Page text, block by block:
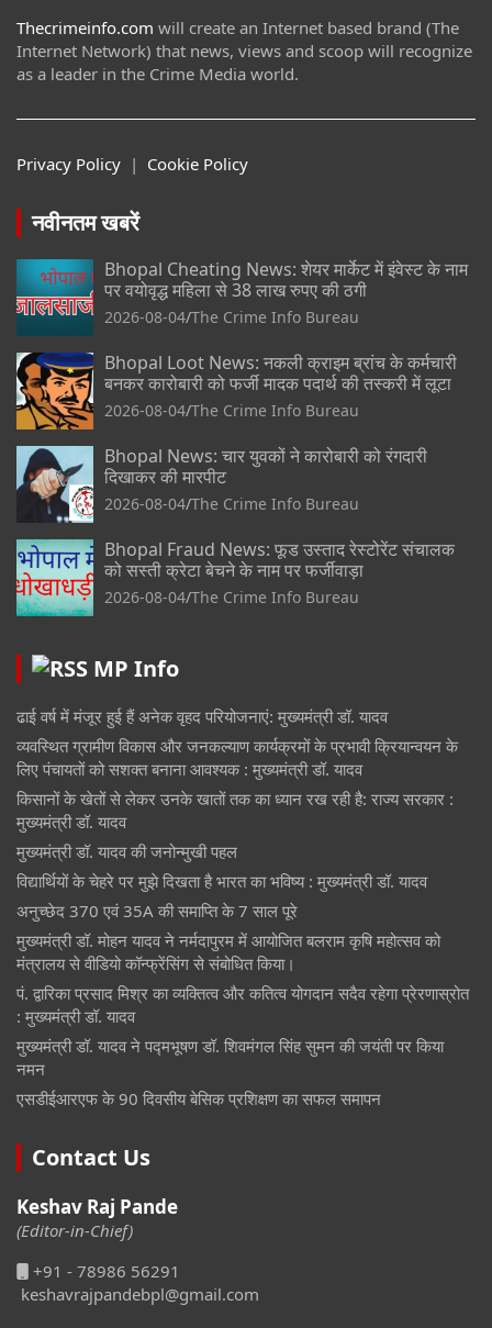
Thecrimeinfo.com will create an Internet based brand (The
Internet Network) that news, views and scoop will recognize
as a leader in the Crime Media world.
Privacy Policy | Cookie Policy
नवीनतम खबरें
Bhopal Cheating News: शेयर मार्केट में इंवेस्ट के नाम
पर वयोवृद्ध महिला से 38 लाख रुपए की ठगी
2026-08-04 The Crime Info Bureau
Bhopal Loot News: नकली क्राइम ब्रांच के कर्मचारी
बनकर कारोबारी को फर्जी मादक पदार्थ की तस्करी में लूटा
2026-08-04 The Crime Info Bureau
Bhopal News: चार युवकों ने कारोबारी को रंगदारी
दिखाकर की मारपीट
2026-08-04 The Crime Info Bureau
Bhopal Fraud News: फूड उस्ताद रेस्टोरेंट संचालक
को सस्ती क्रेटा बेचने के नाम पर फर्जीवाड़ा
2026-08-04 The Crime Info Bureau
MP Info
ढाई वर्ष में मंजूर हुई हैं अनेक वृहद परियोजनाएं: मुख्यमंत्री डॉ. यादव
व्यवस्थित ग्रामीण विकास और जनकल्याण कार्यक्रमों के प्रभावी क्रियान्वयन के
लिए पंचायतों को सशक्त बनाना आवश्यक : मुख्यमंत्री डॉ. यादव
किसानों के खेतों से लेकर उनके खातों तक का ध्यान रख रही है: राज्य सरकार :
मुख्यमंत्री डॉ. यादव
मुख्यमंत्री डॉ. यादव की जनोन्मुखी पहल
विद्यार्थियों के चेहरे पर मुझे दिखता है भारत का भविष्य : मुख्यमंत्री डॉ. यादव
अनुच्छेद 370 एवं 35A की समाप्ति के 7 साल पूरे
मुख्यमंत्री डॉ. मोहन यादव ने नर्मदापुरम में आयोजित बलराम कृषि महोत्सव को
मंत्रालय से वीडियो कॉन्फ्रेंसिंग से संबोधित किया।
पं. द्वारिका प्रसाद मिश्र का व्यक्तित्व और कतित्व योगदान सदैव रहेगा प्रेरणास्रोत
: मुख्यमंत्री डॉ. यादव
मुख्यमंत्री डॉ. यादव ने पद्मभूषण डॉ. शिवमंगल सिंह सुमन की जयंती पर किया
नमन
एसडीईआरएफ के 90 दिवसीय बेसिक प्रशिक्षण का सफल समापन
Contact Us
Keshav Raj Pande
(Editor-in-Chief)
+91 - 78986 56291
keshavrajpandebpl@gmail.com